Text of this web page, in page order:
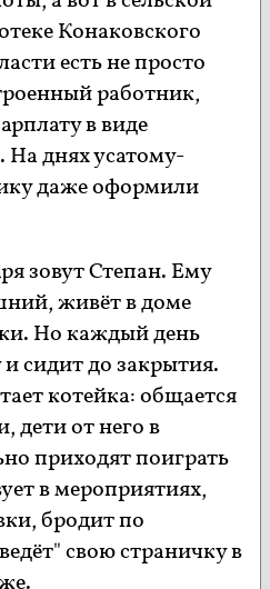
Конаковского
есть не просто
работник,
в виде
днях усатому-
даже оформили
зовут Степан. Ему
живёт в доме
Но каждый день
сидит до закрытия.
котейка: общается
дети от него в
приходят поиграть
в мероприятиях,
бродит по
свою страничку в